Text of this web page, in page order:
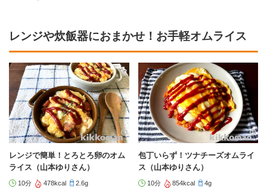
レンジや炊飯器におまかせ！お手軽オムライス
レンジで簡単！とろとろ卵のオム
ライス（山本ゆりさん）
10分 478kcal 2.6g
包丁いらず！ツナチーズオムライ
ス（山本ゆりさん）
10分 854kcal 4g